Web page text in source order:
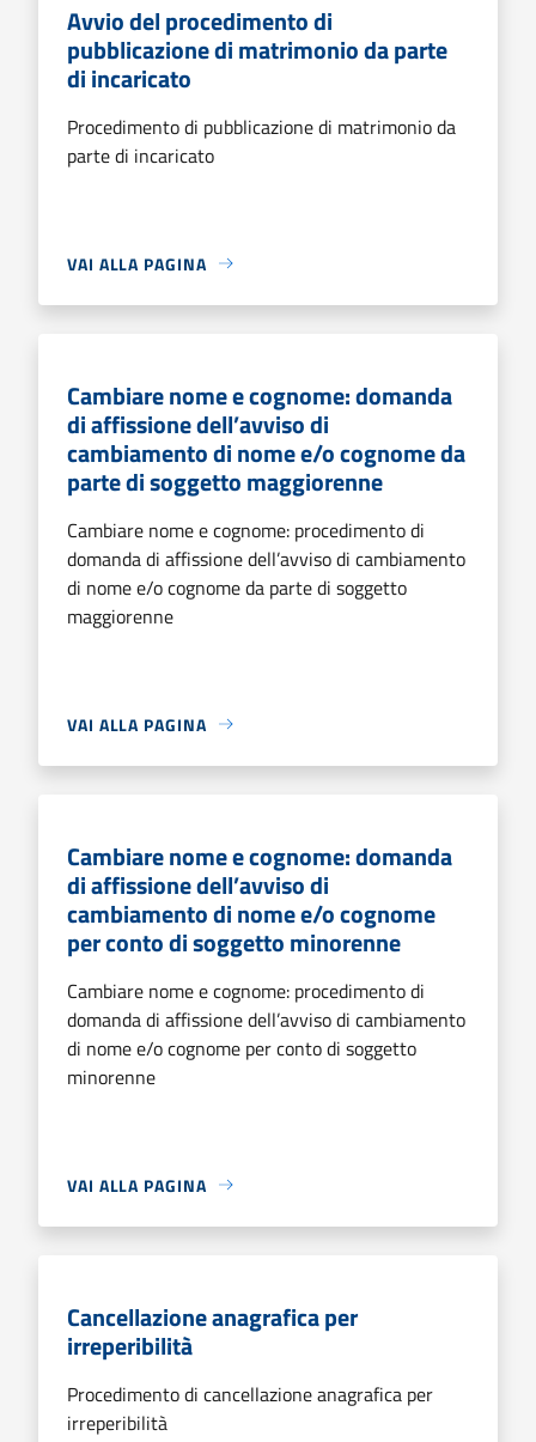
Avvio del procedimento di
pubblicazione di matrimonio da parte
di incaricato
Procedimento di pubblicazione di matrimonio da
parte di incaricato
VAI ALLA PAGINA
Cambiare nome e cognome: domanda
di affissione dell’avviso di
cambiamento di nome e/o cognome da
parte di soggetto maggiorenne
Cambiare nome e cognome: procedimento di
domanda di affissione dell’avviso di cambiamento
di nome e/o cognome da parte di soggetto
maggiorenne
VAI ALLA PAGINA
Cambiare nome e cognome: domanda
di affissione dell’avviso di
cambiamento di nome e/o cognome
per conto di soggetto minorenne
Cambiare nome e cognome: procedimento di
domanda di affissione dell’avviso di cambiamento
di nome e/o cognome per conto di soggetto
minorenne
VAI ALLA PAGINA
Cancellazione anagrafica per
irreperibilità
Procedimento di cancellazione anagrafica per
irreperibilità